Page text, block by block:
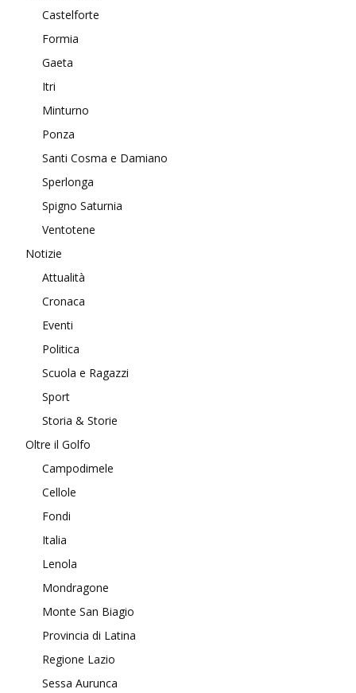
Castelforte
Formia
Gaeta
Itri
Minturno
Ponza
Santi Cosma e Damiano
Sperlonga
Spigno Saturnia
Ventotene
Notizie
Attualità
Cronaca
Eventi
Politica
Scuola e Ragazzi
Sport
Storia & Storie
Oltre il Golfo
Campodimele
Cellole
Fondi
Italia
Lenola
Mondragone
Monte San Biagio
Provincia di Latina
Regione Lazio
Sessa Aurunca